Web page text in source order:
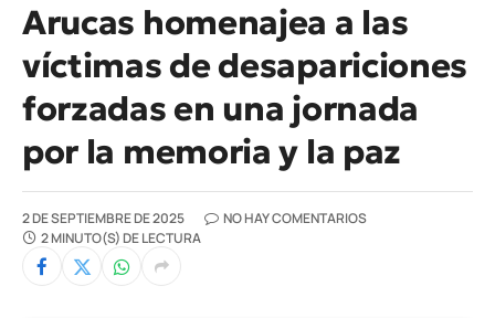
Arucas homenajea a las
víctimas de desapariciones
forzadas en una jornada
por la memoria y la paz
2 DE SEPTIEMBRE DE 2025
NO HAY COMENTARIOS
2 MINUTO(S) DE LECTURA